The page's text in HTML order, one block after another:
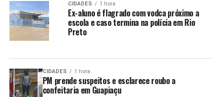
CIDADES 1 hora
Ex-aluno é flagrado com vodca próximo a
escola e caso termina na polícia em Rio
Preto
CIDADES 1 hora
PM prende suspeitos e esclarece roubo a
confeitaria em Guapiaçu